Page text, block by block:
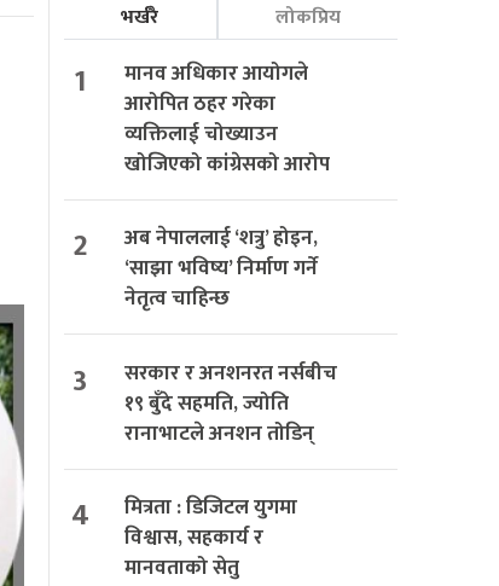
भर्खरै लोकप्रिय
1
मानव अधिकार आयोगले
आरोपित ठहर गरेका
व्यक्तिलाई चोख्याउन
खोजिएको कांग्रेसको आरोप
2
अब नेपाललाई ‘शत्रु’ होइन,
‘साझा भविष्य’ निर्माण गर्ने
नेतृत्व चाहिन्छ
3
सरकार र अनशनरत नर्सबीच
१९ बुँदे सहमति, ज्योति
रानाभाटले अनशन तोडिन्
4
मित्रता : डिजिटल युगमा
विश्वास, सहकार्य र
मानवताको सेतु